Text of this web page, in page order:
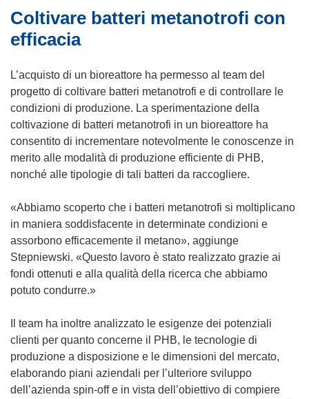
r
Coltivare batteri metanotrofi con
efficacia
L’acquisto di un bioreattore ha permesso al team del
progetto di coltivare batteri metanotrofi e di controllare le
condizioni di produzione. La sperimentazione della
coltivazione di batteri metanotrofi in un bioreattore ha
consentito di incrementare notevolmente le conoscenze in
merito alle modalità di produzione efficiente di PHB,
nonché alle tipologie di tali batteri da raccogliere.
«Abbiamo scoperto che i batteri metanotrofi si moltiplicano
in maniera soddisfacente in determinate condizioni e
assorbono efficacemente il metano», aggiunge
Stepniewski. «Questo lavoro è stato realizzato grazie ai
fondi ottenuti e alla qualità della ricerca che abbiamo
potuto condurre.»
Il team ha inoltre analizzato le esigenze dei potenziali
clienti per quanto concerne il PHB, le tecnologie di
produzione a disposizione e le dimensioni del mercato,
elaborando piani aziendali per l’ulteriore sviluppo
dell’azienda spin-off e in vista dell’obiettivo di compiere